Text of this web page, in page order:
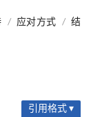
/ 应对方式 / 结
引用格式 ▾